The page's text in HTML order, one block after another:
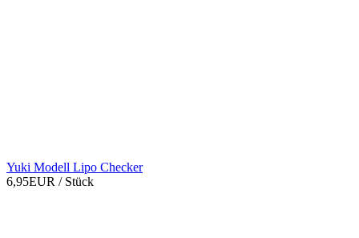
Yuki Modell Lipo Checker
6,95EUR / Stück